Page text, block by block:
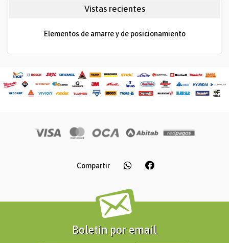
Vistas recientes
Elementos de amarre y de posicionamiento
Compartir
Boletín por email